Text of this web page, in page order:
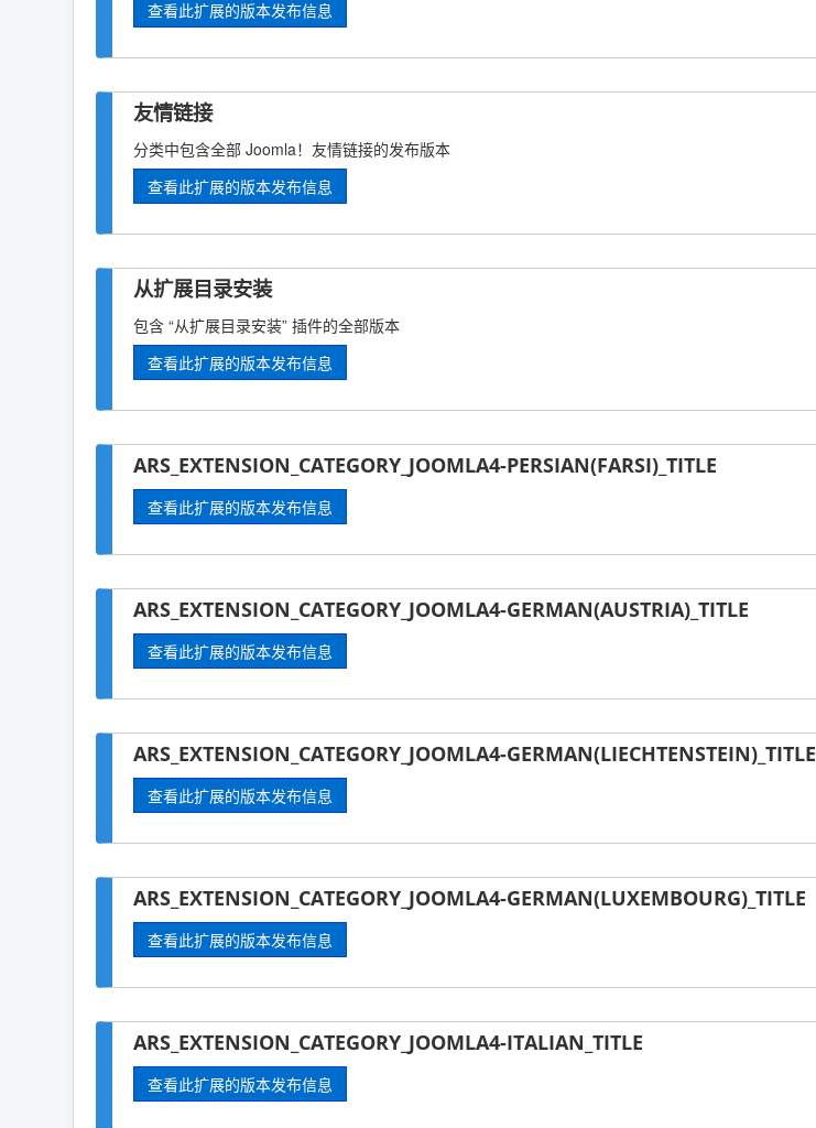
查看此扩展的版本发布信息
友情链接
分类中包含全部 Joomla！友情链接的发布版本
查看此扩展的版本发布信息
从扩展目录安装
包含 “从扩展目录安装” 插件的全部版本
查看此扩展的版本发布信息
ARS_EXTENSION_CATEGORY_JOOMLA4-PERSIAN(FARSI)_TITLE
查看此扩展的版本发布信息
ARS_EXTENSION_CATEGORY_JOOMLA4-GERMAN(AUSTRIA)_TITLE
查看此扩展的版本发布信息
ARS_EXTENSION_CATEGORY_JOOMLA4-GERMAN(LIECHTENSTEIN)_TITLE
查看此扩展的版本发布信息
ARS_EXTENSION_CATEGORY_JOOMLA4-GERMAN(LUXEMBOURG)_TITLE
查看此扩展的版本发布信息
ARS_EXTENSION_CATEGORY_JOOMLA4-ITALIAN_TITLE
查看此扩展的版本发布信息